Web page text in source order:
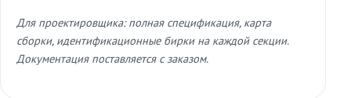
Для проектировщика: полная спецификация, карта
сборки, идентификационные бирки на каждой секции.
Документация поставляется с заказом.